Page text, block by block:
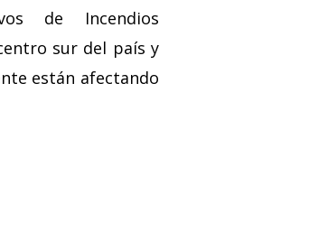
de Incendios
sur del país y
están afectando